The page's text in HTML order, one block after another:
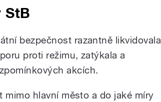
StB
bezpečnost razantně likvidovala
proti režimu, zatýkala a
akcích.
mimo hlavní město a do jaké míry